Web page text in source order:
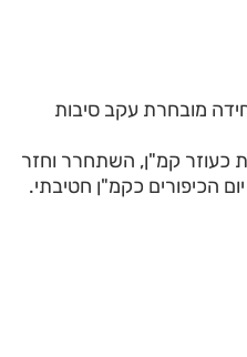
מובחרת עקב סיבות
כעוזר קמ"ן, השתחרר וחזר
הכיפורים כקמ"ן חטיבתי.